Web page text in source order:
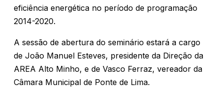
eficiência energética no período de programação
2014-2020.
A sessão de abertura do seminário estará a cargo
de João Manuel Esteves, presidente da Direção da
AREA Alto Minho, e de Vasco Ferraz, vereador da
Câmara Municipal de Ponte de Lima.